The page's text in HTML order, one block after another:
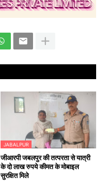
JABALPUR
जीआरपी जबलपुर की तत्परता से यात्री
के दो लाख रुपये कीमत के मोबाइल
सुरक्षित मिले